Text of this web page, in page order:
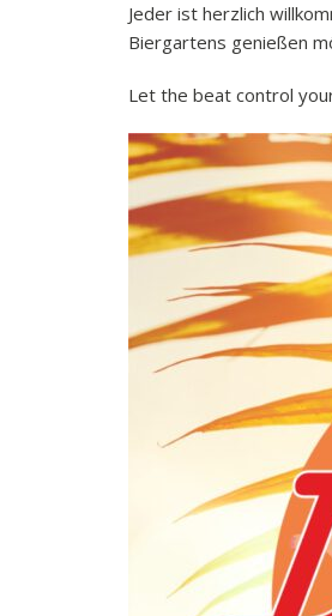
Jeder ist herzlich
Biergartens genießen
Let the beat control